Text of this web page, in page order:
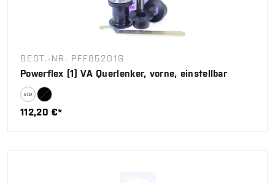
BEST.-NR. PFF85201G
Powerflex (1) VA Querlenker, vorne, einstellbar
112,20 €*